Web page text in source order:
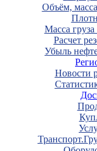
Объём,
Масса
Расчет
Убыль
Новости